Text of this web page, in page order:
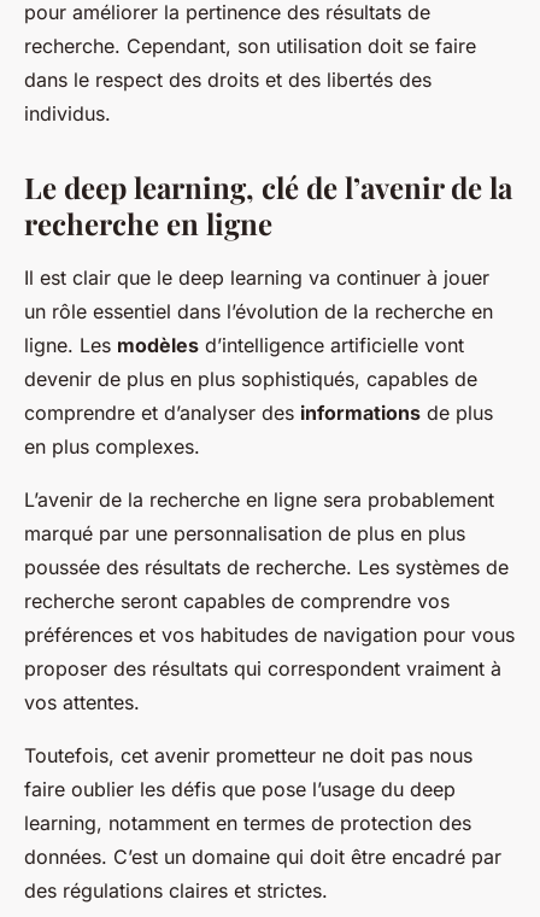
pour améliorer la pertinence des résultats de
recherche. Cependant, son utilisation doit se faire
dans le respect des droits et des libertés des
individus.
Le deep learning, clé de l’avenir de la
recherche en ligne
Il est clair que le deep learning va continuer à jouer
un rôle essentiel dans l’évolution de la recherche en
ligne. Les modèles d’intelligence artificielle vont
devenir de plus en plus sophistiqués, capables de
comprendre et d’analyser des informations de plus
en plus complexes.
L’avenir de la recherche en ligne sera probablement
marqué par une personnalisation de plus en plus
poussée des résultats de recherche. Les systèmes de
recherche seront capables de comprendre vos
préférences et vos habitudes de navigation pour vous
proposer des résultats qui correspondent vraiment à
vos attentes.
Toutefois, cet avenir prometteur ne doit pas nous
faire oublier les défis que pose l’usage du deep
learning, notamment en termes de protection des
données. C’est un domaine qui doit être encadré par
des régulations claires et strictes.